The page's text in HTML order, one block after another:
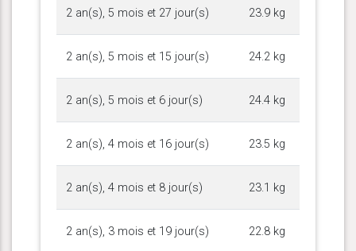
2 an(s), 5 mois et 27 jour(s) 23.9 kg
2 an(s), 5 mois et 15 jour(s) 24.2 kg
2 an(s), 5 mois et 6 jour(s) 24.4 kg
2 an(s), 4 mois et 16 jour(s) 23.5 kg
2 an(s), 4 mois et 8 jour(s) 23.1 kg
2 an(s), 3 mois et 19 jour(s) 22.8 kg